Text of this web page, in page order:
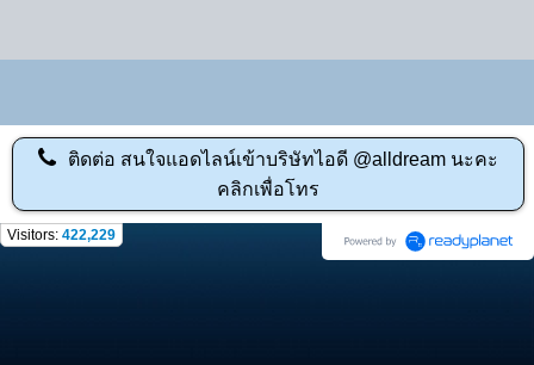
ติดต่อ สนใจแอดไลน์เข้าบริษัทไอดี @alldream นะคะ
คลิกเพื่อโทร
Visitors: 422,229